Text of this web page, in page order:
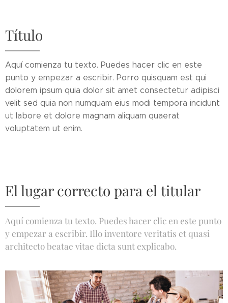
Título
Aquí comienza tu texto. Puedes hacer clic en este
punto y empezar a escribir. Porro quisquam est qui
dolorem ipsum quia dolor sit amet consectetur adipisci
velit sed quia non numquam eius modi tempora incidunt
ut labore et dolore magnam aliquam quaerat
voluptatem ut enim.
El lugar correcto para el titular
Aquí comienza tu texto. Puedes hacer clic en este punto
y empezar a escribir. Illo inventore veritatis et quasi
architecto beatae vitae dicta sunt explicabo.